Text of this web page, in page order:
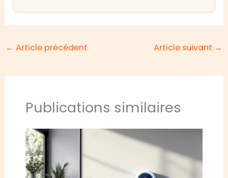
← Article précédent Article suivant →
Publications similaires